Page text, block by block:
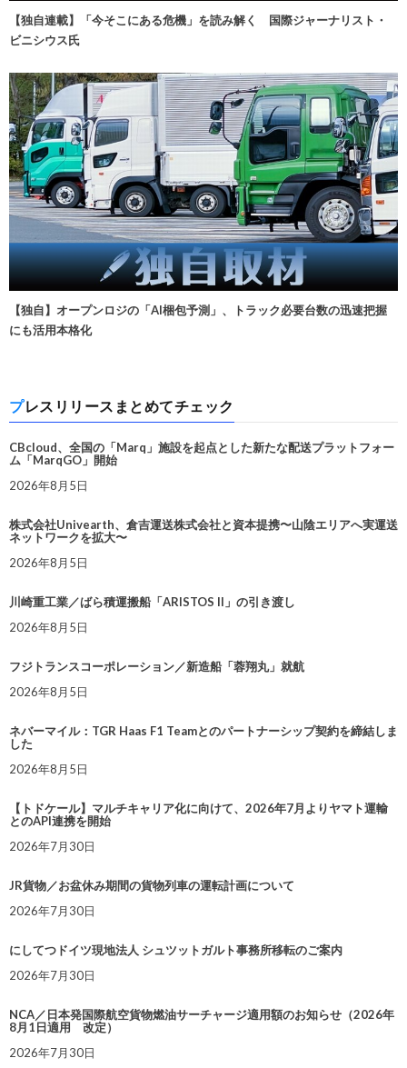
【独自連載】「今そこにある危機」を読み解く 国際ジャーナリスト・
ビニシウス氏
【独自】オープンロジの「AI梱包予測」、トラック必要台数の迅速把握
にも活用本格化
プレスリリースまとめてチェック
CBcloud、全国の「Marq」施設を起点とした新たな配送プラットフォー
ム「MarqGO」開始
2026年8月5日
株式会社Univearth、倉吉運送株式会社と資本提携〜山陰エリアへ実運送
ネットワークを拡大〜
2026年8月5日
川崎重工業／ばら積運搬船「ARISTOS II」の引き渡し
2026年8月5日
フジトランスコーポレーション／新造船「蓉翔丸」就航
2026年8月5日
ネバーマイル：TGR Haas F1 Teamとのパートナーシップ契約を締結しま
した
2026年8月5日
【トドケール】マルチキャリア化に向けて、2026年7月よりヤマト運輸
とのAPI連携を開始
2026年7月30日
JR貨物／お盆休み期間の貨物列車の運転計画について
2026年7月30日
にしてつドイツ現地法人 シュツットガルト事務所移転のご案内
2026年7月30日
NCA／日本発国際航空貨物燃油サーチャージ適用額のお知らせ（2026年
8月1日適用 改定）
2026年7月30日